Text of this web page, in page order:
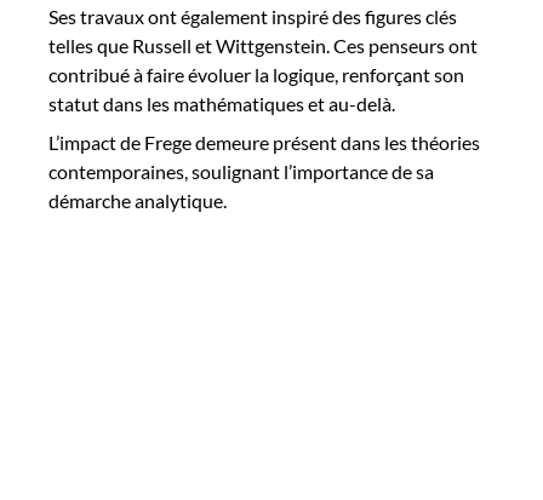
Ses travaux ont également inspiré des figures clés
telles que Russell et Wittgenstein. Ces penseurs ont
contribué à faire évoluer la logique, renforçant son
statut dans les mathématiques et au-delà.
L’impact de Frege demeure présent dans les théories
contemporaines, soulignant l’importance de sa
démarche analytique.